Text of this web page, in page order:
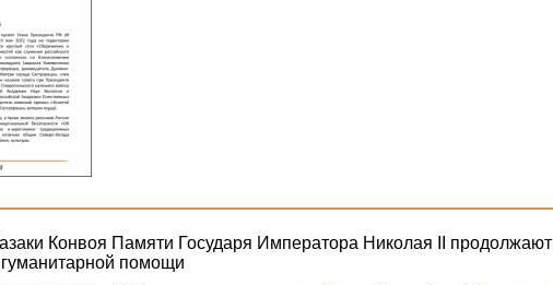
Конвоя Памяти Государя Императора Николая II продолжают
гуманитарной помощи